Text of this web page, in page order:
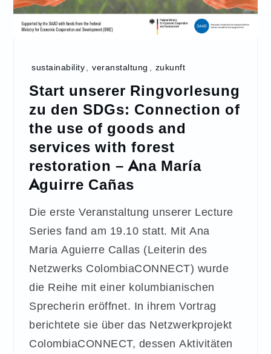
sustainability veranstaltung zukunft
Start unserer Ringvorlesung
zu den SDGs: Connection of
the use of goods and
services with forest
restoration – Ana María
Aguirre Cañas
Die erste Veranstaltung unserer Lecture
Series fand am 19.10 statt. Mit Ana
Maria Aguierre Callas (Leiterin des
Netzwerks ColombiaCONNECT) wurde
die Reihe mit einer kolumbianischen
Sprecherin eröffnet. In ihrem Vortrag
berichtete sie über das Netzwerkprojekt
ColombiaCONNECT, dessen Aktivitäten